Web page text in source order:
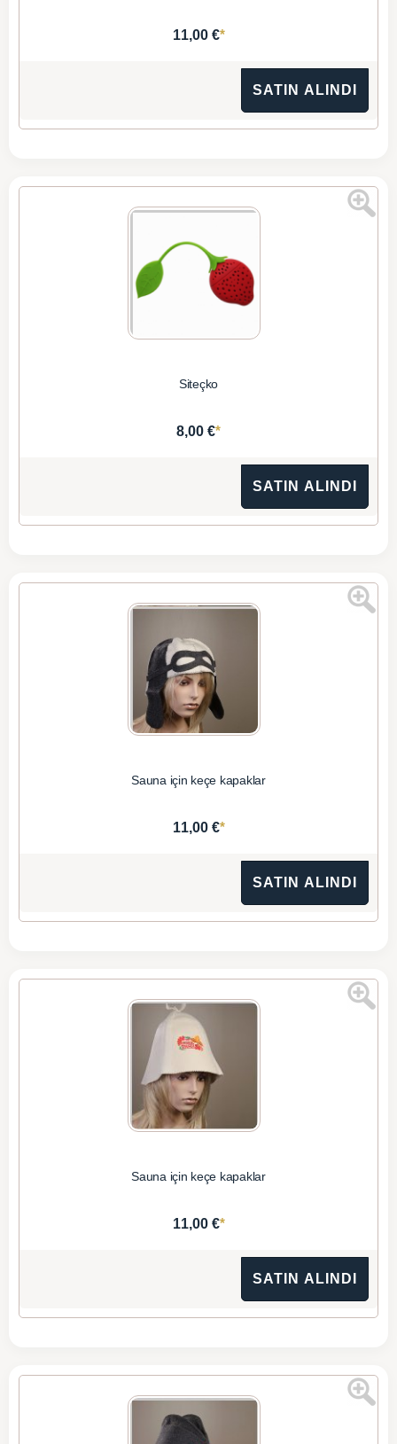
11,00 €*
SATIN ALINDI
Siteçko
8,00 €*
SATIN ALINDI
Sauna için keçe kapaklar
11,00 €*
SATIN ALINDI
Sauna için keçe kapaklar
11,00 €*
SATIN ALINDI